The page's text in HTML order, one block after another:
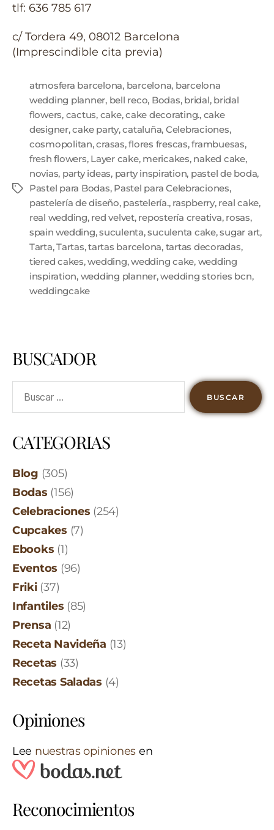
tlf: 636 785 617
c/ Tordera 49, 08012 Barcelona
(Imprescindible cita previa)
atmosfera barcelona, barcelona, barcelona
wedding planner, bell reco, Bodas, bridal, bridal
flowers, cactus, cake,cake decorating., cake
designer,cake party,cataluña, Celebraciones,
cosmopolitan,crasas,flores frescas,frambuesas,
fresh flowers, Layer cake, mericakes, naked cake,
novias, party ideas, party inspiration, pastel de boda,
Pastel para Bodas, Pastel para Celebraciones,
pastelería de diseño, pastelería., raspberry, real cake,
real wedding, red velvet, repostería creativa, rosas,
spain wedding,suculenta,suculenta cake,sugar art,
Tarta,Tartas,tartas barcelona, tartas decoradas,
tiered cakes,wedding,wedding cake, wedding
inspiration, wedding planner,wedding stories bcn,
weddingcake
BUSCADOR
CATEGORIAS
Blog (305)
Bodas (156)
Celebraciones (254)
Cupcakes (7)
Ebooks (1)
Eventos (96)
Friki(37)
Infantiles (85)
Prensa (12)
Receta Navideña (13)
Recetas (33)
Recetas Saladas (4)
Opiniones
Lee nuestras opiniones en
Reconocimientos